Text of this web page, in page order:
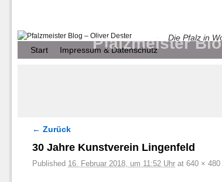
Pfalzmeister
Die Pfalz in
Zum Inhalt wechseln
Zum sekundären Inhalt wechseln
Start Impressum & Datenschutz
Bilder-Navigation
← Zurück
30 Jahre Kunstverein Lingenfeld
Published 16. Februar 2018, um 11:52 Uhr at 640 × 480